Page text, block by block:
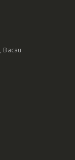
Bacau